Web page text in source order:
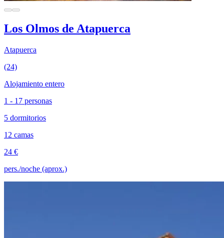
Los Olmos de Atapuerca
Atapuerca
(24)
Alojamiento entero
1 - 17 personas
5 dormitorios
12 camas
24 €
pers./noche (aprox.)